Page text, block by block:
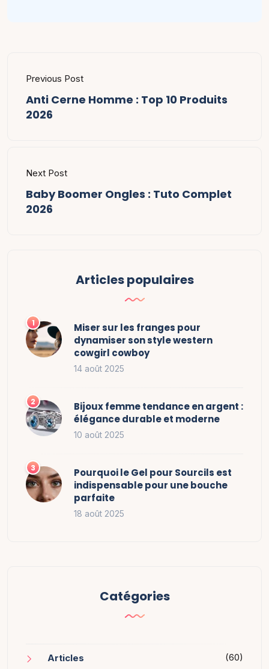
Previous Post
Anti Cerne Homme : Top 10 Produits
2026
Next Post
Baby Boomer Ongles : Tuto Complet
2026
Articles populaires
Miser sur les franges pour
dynamiser son style western
cowgirl cowboy
14 août 2025
Bijoux femme tendance en argent :
élégance durable et moderne
10 août 2025
Pourquoi le Gel pour Sourcils est
indispensable pour une bouche
parfaite
18 août 2025
Catégories
Articles (60)